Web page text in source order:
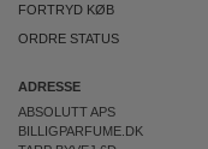
FORTRYD KØB
ORDRE STATUS
ADRESSE
ABSOLUTT APS
BILLIGPARFUME.DK